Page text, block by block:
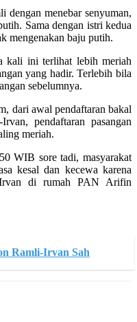
menebar senyuman,
Sama dengan istri kedua
mengenakan baju putih.
kali ini terlihat lebih meriah
yang hadir. Terlebih bila
sebelumnya.
dari awal pendaftaran bakal
pendaftaran pasangan
meriah.
WIB sore tadi, masyarakat
kesal dan kecewa karena
Irvan di rumah PAN Arifin
Ramli-Irvan Sah